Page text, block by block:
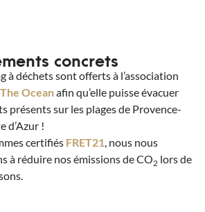
concrets
à déchets sont offerts à l’association
Oceanafin qu’elle puisse évacuer
présents sur les plages de Provence-
d’Azur !
certifiés FRET21, nous nous
à réduire nos émissions de CO2lors de